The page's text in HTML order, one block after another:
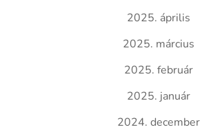
2025. április
2025. március
2025. február
2025. január
2024. december